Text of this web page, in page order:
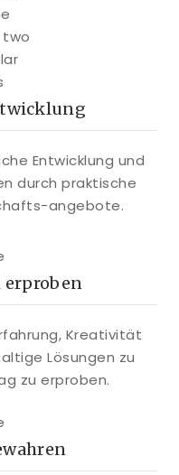
Entwicklung und
durch praktische
angebote.
erproben
Kreativität
Lösungen zu
zu erproben.